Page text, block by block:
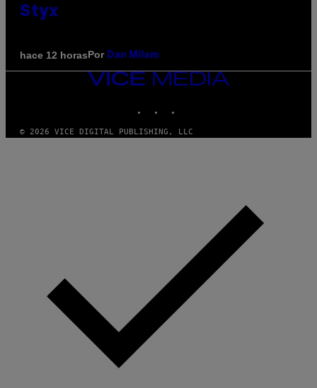
Styx
hace 12 horasPor Dan Milam
VICE
© 2026 VICE DIGITAL PUBLISHING, LLC